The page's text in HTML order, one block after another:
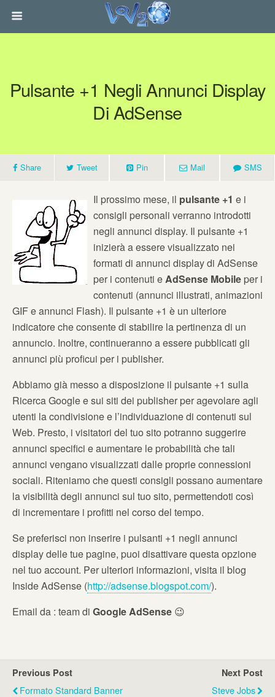
Pulsante +1 Negli Annunci Display
Di AdSense
Share Tweet Pin Mail SMS
Il prossimo mese, il pulsante +1 e i
consigli personali verranno introdotti
negli annunci display. Il pulsante +1
inizierà a essere visualizzato nei
formati di annunci display di AdSense
per i contenuti eAdSense Mobile per i
contenuti (annunci illustrati, animazioni
GIF e annunci Flash). Il pulsante +1 è un ulteriore
indicatore che consente di stabilire la pertinenza di un
annuncio. Inoltre, continueranno a essere pubblicati gli
annunci più proficui per i publisher.
Abbiamo già messo a disposizione il pulsante +1 sulla
Ricerca Google e sui siti dei publisher per agevolare agli
utenti la condivisione e l’individuazione di contenuti sul
Web. Presto, i visitatori del tuo sito potranno suggerire
annunci specifici e aumentare le probabilità che tali
annunci vengano visualizzati dalle proprie connessioni
sociali. Riteniamo che questi consigli possano aumentare
la visibilità degli annunci sul tuo sito, permettendoti così
di incrementare i profitti nel corso del tempo.
Se preferisci non inserire i pulsanti +1 negli annunci
display delle tue pagine, puoi disattivare questa opzione
nel tuo account. Per ulteriori informazioni, visita il blog
Inside AdSense (http://adsense.blogspot.com/).
Email da : team di Google AdSense 😉
Previous Post
Formato Standard Banner
Next Post
Steve Jobs